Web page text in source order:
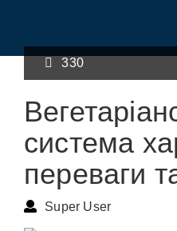
330
система
переваги
Super User